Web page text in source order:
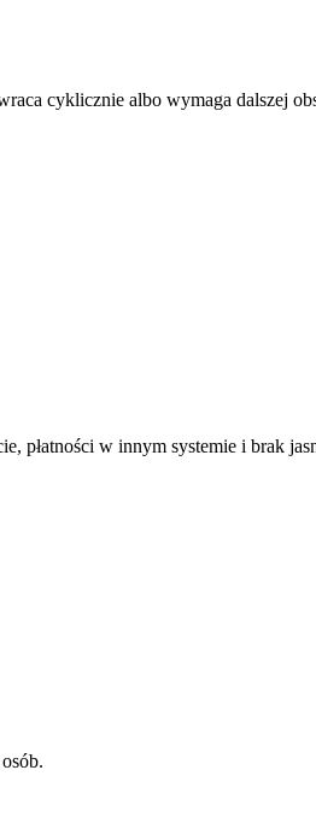
cyklicznie albo wymaga dalszej
płatności w innym systemie i brak